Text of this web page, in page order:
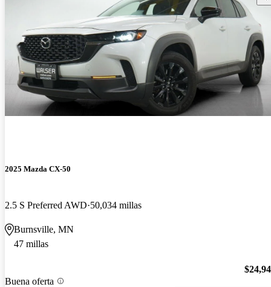
2025 Mazda CX-50
2.5 S Preferred AWD 50,034 millas
Burnsville, MN
47 millas
Buena oferta